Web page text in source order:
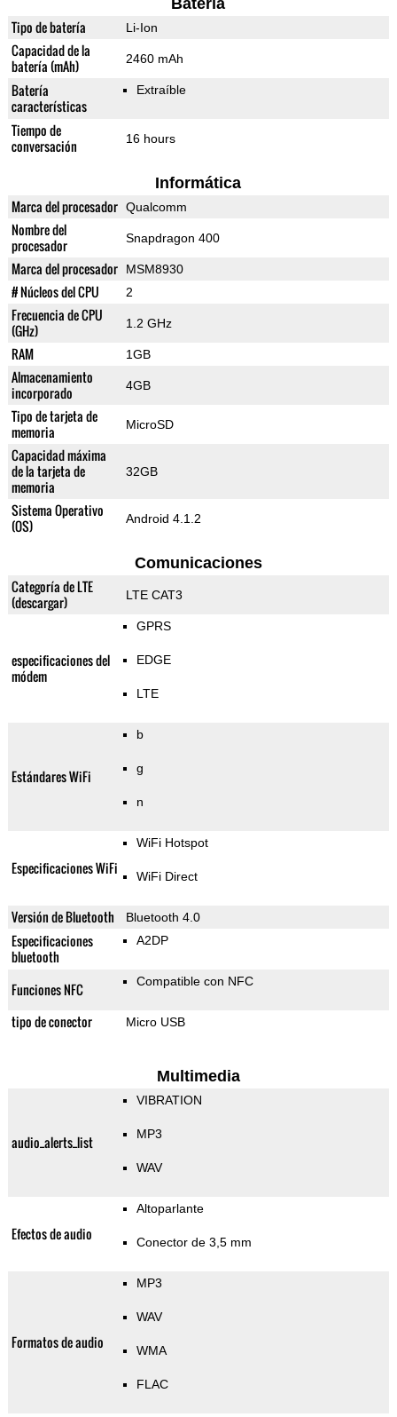
Batería
Tipo de batería Li-Ion
Capacidad de la
batería (mAh)
2460 mAh
Batería
características
Extraíble
Tiempo de
conversación
16 hours
Informática
Marca del procesador Qualcomm
Nombre del
procesador
Snapdragon 400
Marca del procesador MSM8930
# Núcleos del CPU 2
Frecuencia de CPU
(GHz)
1.2 GHz
RAM 1GB
Almacenamiento
incorporado
4GB
Tipo de tarjeta de
memoria
MicroSD
Capacidad máxima
de la tarjeta de
memoria
32GB
Sistema Operativo
(OS)
Android 4.1.2
Comunicaciones
Categoría de LTE
(descargar)
LTE CAT3
especificaciones del
módem
GPRS
EDGE
LTE
Estándares WiFi
b
g
n
Especificaciones WiFi
WiFi Hotspot
WiFi Direct
Versión de Bluetooth Bluetooth 4.0
Especificaciones
bluetooth
A2DP
Funciones NFC Compatible con NFC
tipo de conector Micro USB
Multimedia
audio_alerts_list
VIBRATION
MP3
WAV
Efectos de audio
Altoparlante
Conector de 3,5 mm
Formatos de audio
MP3
WAV
WMA
FLAC